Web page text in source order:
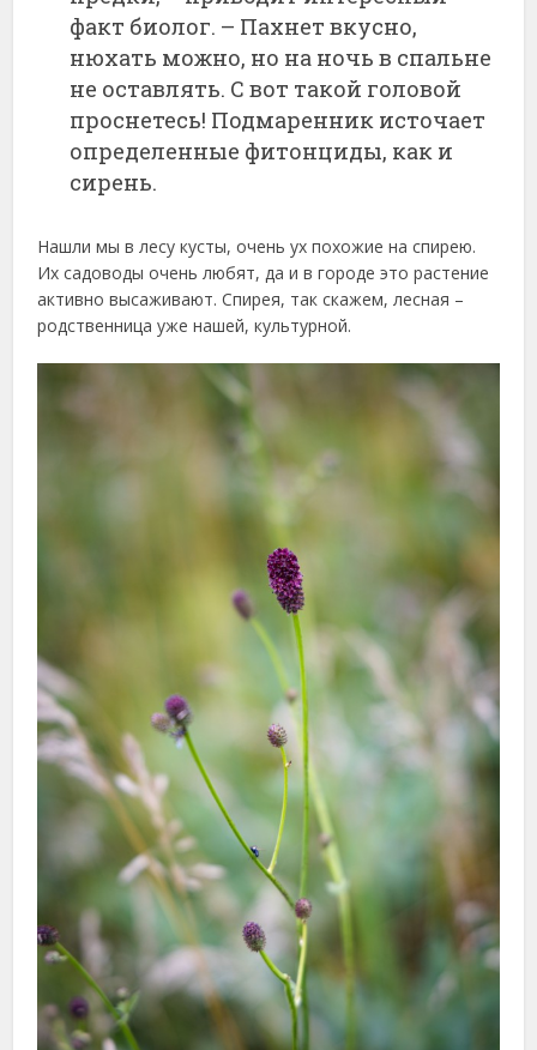
факт биолог. – Пахнет вкусно,
нюхать можно, но на ночь в спальне
не оставлять. С вот такой головой
проснетесь! Подмаренник источает
определенные фитонциды, как и
сирень.
Нашли мы в лесу кусты, очень ух похожие на спирею.
Их садоводы очень любят, да и в городе это растение
активно высаживают. Спирея, так скажем, лесная –
родственница уже нашей, культурной.